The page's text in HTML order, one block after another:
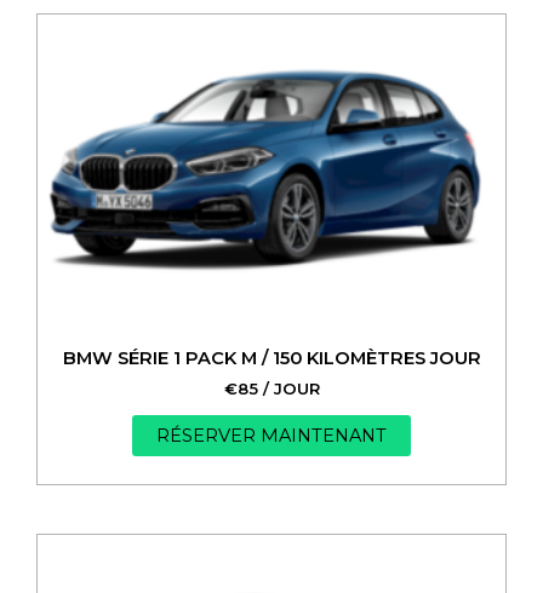
BMW SÉRIE 1 PACK M / 150 KILOMÈTRES JOUR
€85/ JOUR
RÉSERVER MAINTENANT